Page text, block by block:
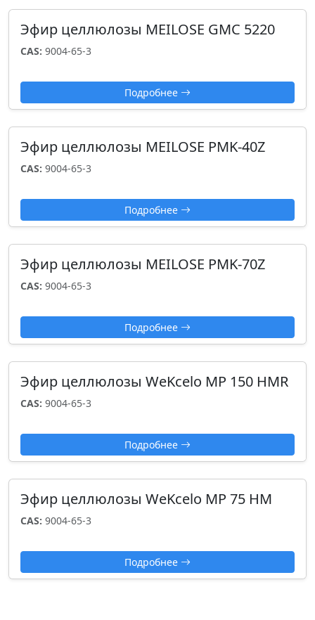
Эфир целлюлозы MEILOSE GMC 5220
CAS: 9004-65-3
Подробнее
Эфир целлюлозы MEILOSE PMK-40Z
CAS: 9004-65-3
Подробнее
Эфир целлюлозы MEILOSE PMK-70Z
CAS: 9004-65-3
Подробнее
Эфир целлюлозы WeKcelo MP 150 HMR
CAS: 9004-65-3
Подробнее
Эфир целлюлозы WeKcelo MP 75 HM
CAS: 9004-65-3
Подробнее